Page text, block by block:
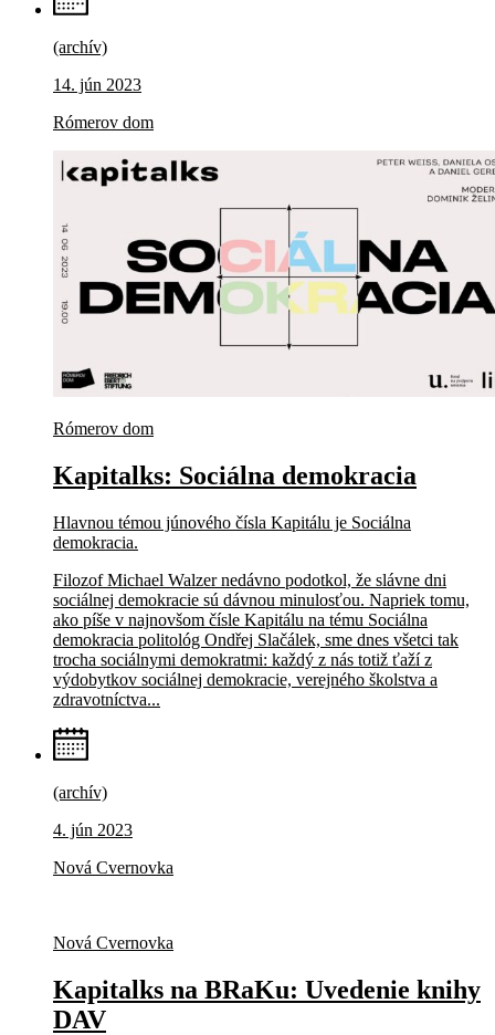
(archív)
14. jún 2023
Rómerov dom
Rómerov dom
Kapitalks: Sociálna demokracia
Hlavnou témou júnového čísla Kapitálu je Sociálna
demokracia.
Filozof Michael Walzer nedávno podotkol, že slávne dni
sociálnej demokracie sú dávnou minulosťou. Napriek tomu,
ako píše v najnovšom čísle Kapitálu na tému Sociálna
demokracia politológ Ondřej Slačálek, sme dnes všetci tak
trocha sociálnymi demokratmi: každý z nás totiž ťaží z
výdobytkov sociálnej demokracie, verejného školstva a
zdravotníctva...
(archív)
4. jún 2023
Nová Cvernovka
Nová Cvernovka
Kapitalks na BRaKu: Uvedenie knihy
DAV